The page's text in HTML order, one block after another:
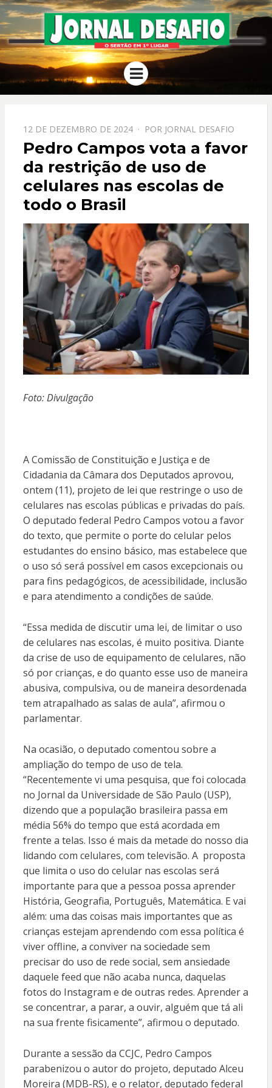
JORNAL
DESAFIO
O Sertão em 1º Lugar
Menu
PPOSTADO
EM
12 DE DEZEMBRO DE 2024 POR JORNAL DESAFIO
Pedro Campos vota a favor
da restrição de uso de
celulares nas escolas de
todo o Brasil
Foto: Divulgação
A Comissão de Constituição e Justiça e de
Cidadania da Câmara dos Deputados aprovou,
ontem (11), projeto de lei que restringe o uso de
celulares nas escolas públicas e privadas do país.
O deputado federal Pedro Campos votou a favor
do texto, que permite o porte do celular pelos
estudantes do ensino básico, mas estabelece que
o uso só será possível em casos excepcionais ou
para fins pedagógicos, de acessibilidade, inclusão
e para atendimento a condições de saúde.
“Essa medida de discutir uma lei, de limitar o uso
de celulares nas escolas, é muito positiva. Diante
da crise de uso de equipamento de celulares, não
só por crianças, e do quanto esse uso de maneira
abusiva, compulsiva, ou de maneira desordenada
tem atrapalhado as salas de aula”, afirmou o
parlamentar.
Na ocasião, o deputado comentou sobre a
ampliação do tempo de uso de tela.
“Recentemente vi uma pesquisa, que foi colocada
no Jornal da Universidade de São Paulo (USP),
dizendo que a população brasileira passa em
média 56% do tempo que está acordada em
frente a telas. Isso é mais da metade do nosso dia
lidando com celulares, com televisão. A proposta
que limita o uso do celular nas escolas será
importante para que a pessoa possa aprender
História, Geografia, Português, Matemática. E vai
além: uma das coisas mais importantes que as
crianças estejam aprendendo com essa política é
viver offline, a conviver na sociedade sem
precisar do uso de rede social, sem ansiedade
daquele feed que não acaba nunca, daquelas
fotos do Instagram e de outras redes. Aprender a
se concentrar, a parar, a ouvir, alguém que tá ali
na sua frente fisicamente”, afirmou o deputado.
Durante a sessão da CCJC, Pedro Campos
parabenizou o autor do projeto, deputado Alceu
Moreira (MDB-RS), e o relator, deputado federal